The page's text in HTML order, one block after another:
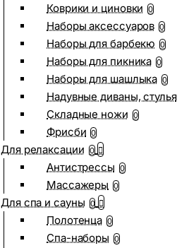
Коврики и циновки 0
Наборы аксессуаров 0
Наборы для барбекю 0
Наборы для пикника 0
Наборы для шашлыка 0
Надувные диваны, стулья
Складные ножи 0
Фрисби 0
Для релаксации 0
Антистрессы 0
Массажеры 0
Для спа и сауны 0
Полотенца 0
Спа-наборы 0